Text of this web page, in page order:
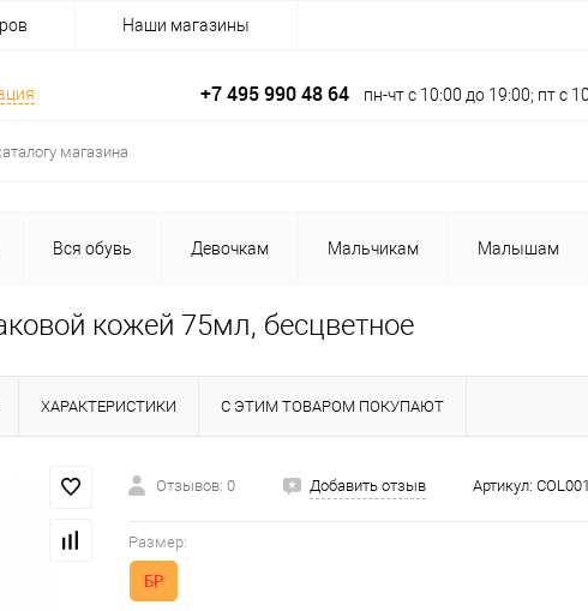
Наши магазины
+7 495 990 48 64 пн-чт с 10:00 до 19:00; пт с
Вся обувь Девочкам Мальчикам Малышам
кожей 75мл, бесцветное
ХАРАКТЕРИСТИКИ С ЭТИМ ТОВАРОМ ПОКУПАЮТ
Отзывов: 0 Добавить отзыв Артикул:
Размер:
БР